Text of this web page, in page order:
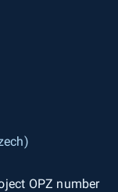
OPZ number